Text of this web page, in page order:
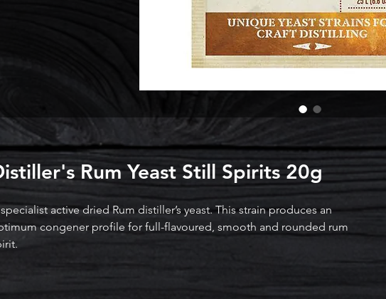
Rum Yeast Still Spirits 20g
active dried Rum distiller’s yeast. This strain produces an
congener profile for full-flavoured, smooth and rounded rum